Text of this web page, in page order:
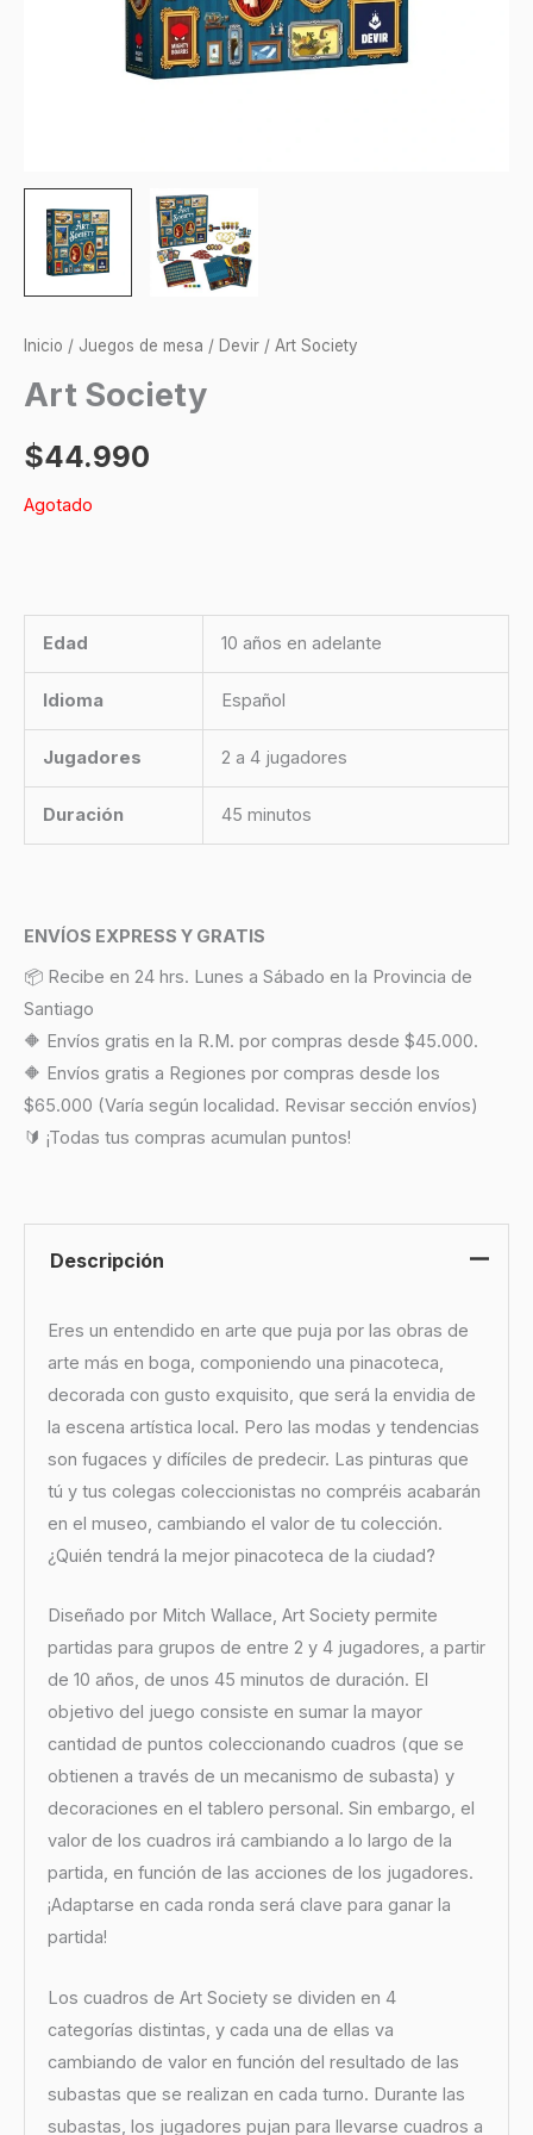
Inicio / Juegos de mesa / Devir / Art Society
Art Society
$44.990
Agotado
Edad 10 años en adelante
Idioma Español
Jugadores 2 a 4 jugadores
Duración 45 minutos
ENVÍOS EXPRESS Y GRATIS
📦 Recibe en 24 hrs. Lunes a Sábado en la Provincia de
Santiago
🔶 Envíos gratis en la R.M. por compras desde $45.000.
🔶 Envíos gratis a Regiones por compras desde los
$65.000 (Varía según localidad. Revisar sección envíos)
🔰 ¡Todas tus compras acumulan puntos!
Descripción
Eres un entendido en arte que puja por las obras de
arte más en boga, componiendo una pinacoteca,
decorada con gusto exquisito, que será la envidia de
la escena artística local. Pero las modas y tendencias
son fugaces y difíciles de predecir. Las pinturas que
tú y tus colegas coleccionistas no compréis acabarán
en el museo, cambiando el valor de tu colección.
¿Quién tendrá la mejor pinacoteca de la ciudad?
Diseñado por Mitch Wallace, Art Society permite
partidas para grupos de entre 2 y 4 jugadores, a partir
de 10 años, de unos 45 minutos de duración. El
objetivo del juego consiste en sumar la mayor
cantidad de puntos coleccionando cuadros (que se
obtienen a través de un mecanismo de subasta) y
decoraciones en el tablero personal. Sin embargo, el
valor de los cuadros irá cambiando a lo largo de la
partida, en función de las acciones de los jugadores.
¡Adaptarse en cada ronda será clave para ganar la
partida!
Los cuadros de Art Society se dividen en 4
categorías distintas, y cada una de ellas va
cambiando de valor en función del resultado de las
subastas que se realizan en cada turno. Durante las
subastas, los jugadores pujan para llevarse cuadros a